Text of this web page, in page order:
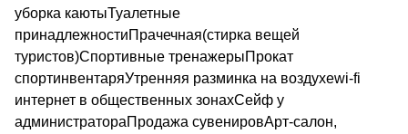
уборка каютыТуалетные
принадлежностиПрачечная(стирка вещей
туристов)Спортивные тренажерыПрокат
спортинвентаряУтренняя разминка на воздухеwi-fi
интернет в общественных зонахСейф у
администратораПродажа сувенировАрт-салон,